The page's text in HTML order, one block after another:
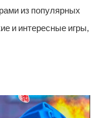
из популярных
и интересные игры,